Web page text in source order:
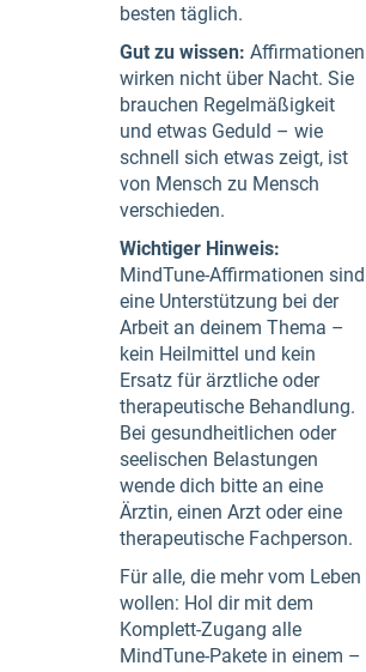
besten täglich.
Gut zu wissen: Affirmationen
wirken nicht über Nacht. Sie
brauchen Regelmäßigkeit
und etwas Geduld – wie
schnell sich etwas zeigt, ist
von Mensch zu Mensch
verschieden.
Wichtiger Hinweis:
MindTune-Affirmationen sind
eine Unterstützung bei der
Arbeit an deinem Thema –
kein Heilmittel und kein
Ersatz für ärztliche oder
therapeutische Behandlung.
Bei gesundheitlichen oder
seelischen Belastungen
wende dich bitte an eine
Ärztin, einen Arzt oder eine
therapeutische Fachperson.
Für alle, die mehr vom Leben
wollen: Hol dir mit dem
Komplett-Zugang alle
MindTune-Pakete in einem –